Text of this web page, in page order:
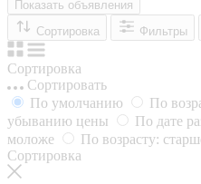
Показать объявления
Сортировка
Фильтры
Сортировка
Сортировать
По умолчанию
По
убыванию цены
По дате
моложе
По возрасту:
Сортировка